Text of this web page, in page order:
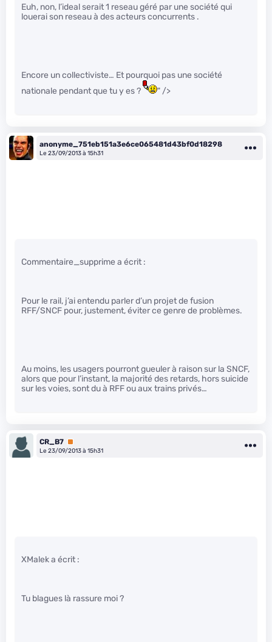
Euh, non, l’ideal serait 1 reseau géré par une société qui
louerai son reseau à des acteurs concurrents .
Encore un collectiviste… Et pourquoi pas une société
nationale pendant que tu y es ?
" />
anonyme_751eb151a3e6ce065481d43bf0d18298
Le 23/09/2013 à 15h31
Commentaire_supprime a écrit :
Pour le rail, j’ai entendu parler d’un projet de fusion
RFF/SNCF pour, justement, éviter ce genre de problèmes.
Au moins, les usagers pourront gueuler à raison sur la SNCF,
alors que pour l’instant, la majorité des retards, hors suicide
sur les voies, sont du à RFF ou aux trains privés…
CR_B7 Premium
Le 23/09/2013 à 15h31
XMalek a écrit :
Tu blagues là rassure moi ?